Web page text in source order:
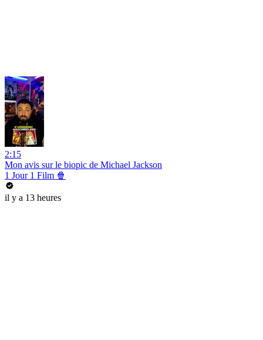
2:15
Mon avis sur le biopic de Michael Jackson
1 Jour 1 Film 🍿
il y a 13 heures